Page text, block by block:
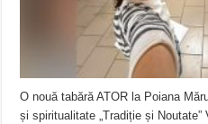
O nouă tabără ATOR la Poiana
și spiritualitate „Tradiție și Noutate”